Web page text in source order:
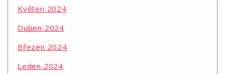
Květen 2024
Duben 2024
Březen 2024
Leden 2024